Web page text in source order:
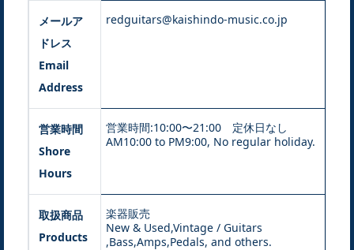
メールア
ドレス
Email
Address
redguitars@kaishindo-music.co.jp
営業時間
Shore
Hours
営業時間:10:00〜21:00 定休日なし
AM10:00 to PM9:00, No regular holiday.
取扱商品
Products
楽器販売
New & Used,Vintage / Guitars
,Bass,Amps,Pedals, and others.